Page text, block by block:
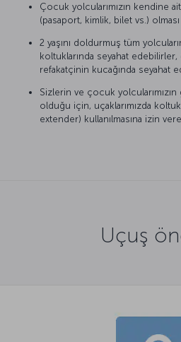
Çocuk yolcularımızın kendine
(pasaport, kimlik, bilet vs.)
2 yaşını doldurmuş tüm
koltuklarında seyahat edebilirler,
refakatçinin kucağında seyahat
Sizlerin ve çocuk
olduğu için, uçaklarımızda
extender) kullanılmasına izin
Uçuş